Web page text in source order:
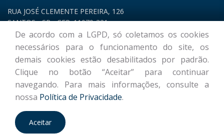
RUA JOSÉ CLEMENTE PEREIRA, 126
SANTOS - SP - CEP: 11070-321
TRAÇAR ROTA
© ATAC CONTABILIDADE E AUDITORIA | Desenvolvido por
De acordo com a LGPD, só coletamos os cookies
necessários para o funcionamento do site, os
demais cookies estão desabilitados por padrão.
Clique no botão “Aceitar” para continuar
navegando. Para mais informações, consulte a
nossa Política de Privacidade.
Aceitar